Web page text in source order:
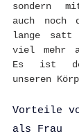
sondern
auch noch
lange satt
viel mehr
Es ist
unseren
Vorteile
als Frau